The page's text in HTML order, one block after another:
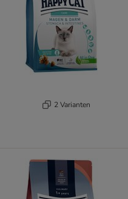
2 Varianten